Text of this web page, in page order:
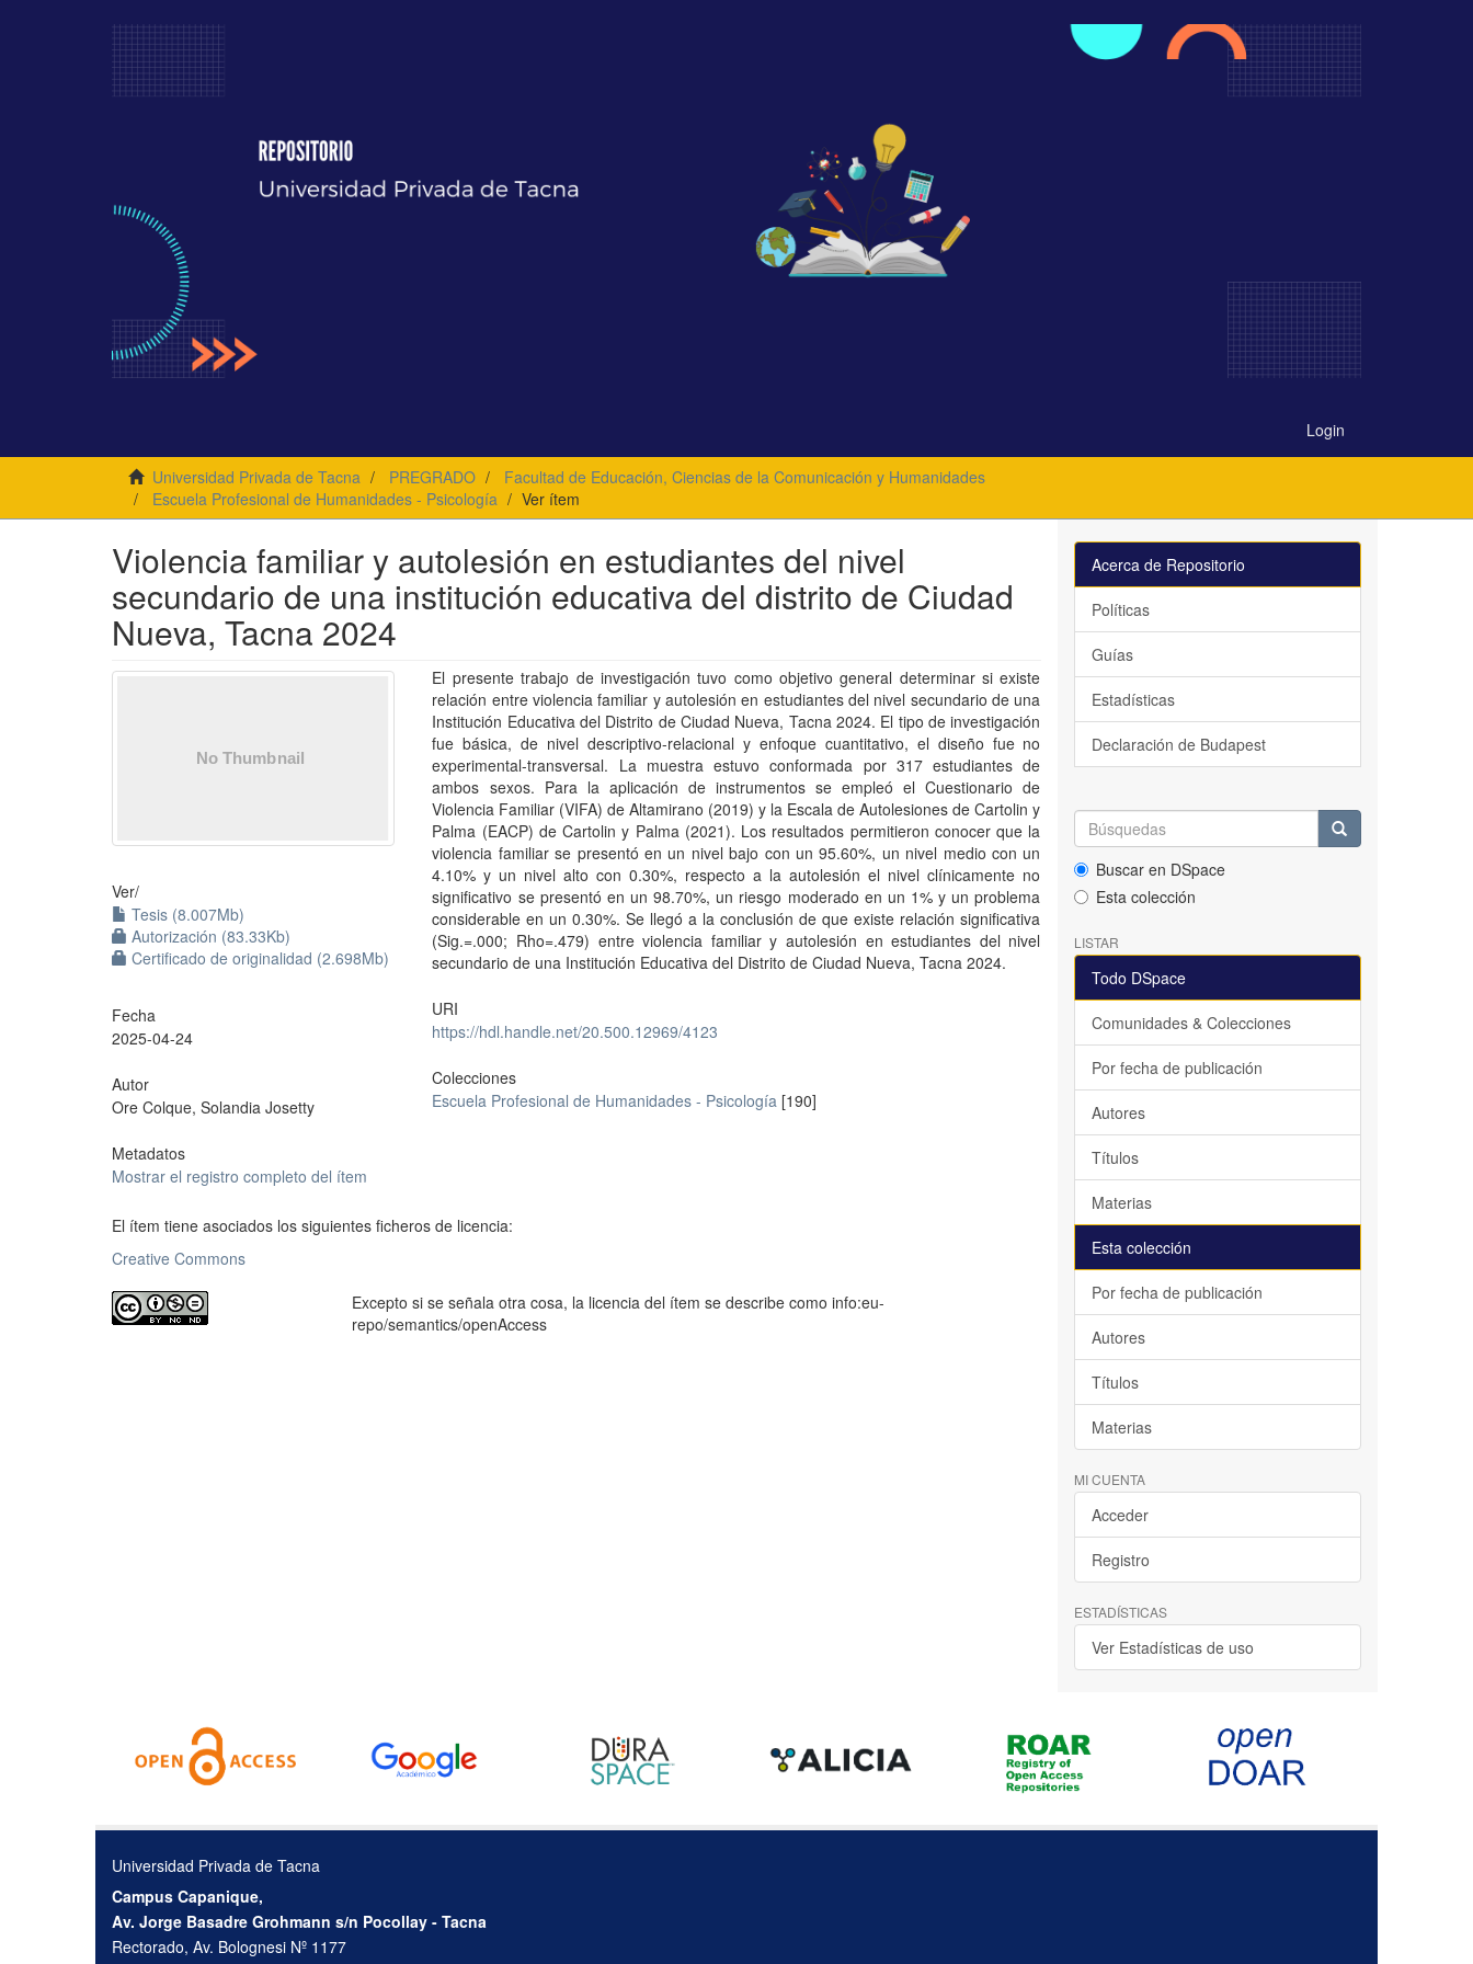
Login
Universidad Privada de Tacna PREGRADO
Facultad de Educación, Ciencias de la Comunicación y Humanidades
Escuela Profesional de Humanidades - Psicología
Ver ítem
Violencia familiar y autolesión en estudiantes del nivel
secundario de una institución educativa del distrito de Ciudad
Nueva, Tacna 2024
Ver/
Tesis (8.007Mb)
Autorización (83.33Kb)
Certificado de originalidad (2.698Mb)
Fecha
2025-04-24
Autor
Ore Colque, Solandia Josetty
Metadatos
Mostrar el registro completo del ítem
El presente trabajo de investigación tuvo como objetivo general determinar si existe
relación entre violencia familiar y autolesión en estudiantes del nivel secundario de una
Institución Educativa del Distrito de Ciudad Nueva, Tacna 2024. El tipo de investigación
fue básica, de nivel descriptivo-relacional y enfoque cuantitativo, el diseño fue no
experimental-transversal. La muestra estuvo conformada por 317 estudiantes de
ambos sexos. Para la aplicación de instrumentos se empleó el Cuestionario de
Violencia Familiar (VIFA) de Altamirano (2019) y la Escala de Autolesiones de Cartolin y
Palma (EACP) de Cartolin y Palma (2021). Los resultados permitieron conocer que la
violencia familiar se presentó en un nivel bajo con un 95.60%, un nivel medio con un
4.10% y un nivel alto con 0.30%, respecto a la autolesión el nivel clínicamente no
significativo se presentó en un 98.70%, un riesgo moderado en un 1% y un problema
considerable en un 0.30%. Se llegó a la conclusión de que existe relación significativa
(Sig.=.000; Rho=.479) entre violencia familiar y autolesión en estudiantes del nivel
secundario de una Institución Educativa del Distrito de Ciudad Nueva, Tacna 2024.
URI
https://hdl.handle.net/20.500.12969/4123
Colecciones
Escuela Profesional de Humanidades - Psicología [190]
El ítem tiene asociados los siguientes ficheros de licencia:
Creative Commons
Excepto si se señala otra cosa, la licencia del ítem se describe como info:eu-
repo/semantics/openAccess
Acerca de Repositorio
Políticas
Guías
Estadísticas
Declaración de Budapest
Buscar en DSpace
Esta colección
LISTAR
Todo DSpace
Comunidades & Colecciones
Por fecha de publicación
Autores
Títulos
Materias
Esta colección
Por fecha de publicación
Autores
Títulos
Materias
MI CUENTA
Acceder
Registro
ESTADÍSTICAS
Ver Estadísticas de uso
Universidad Privada de Tacna
Campus Capanique,
Av. Jorge Basadre Grohmann s/n Pocollay - Tacna
Rectorado, Av. Bolognesi Nº 1177